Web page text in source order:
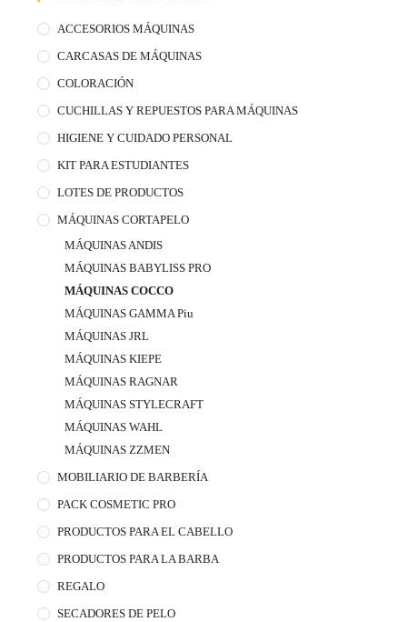
ACCESORIOS MÁQUINAS
CARCASAS DE MÁQUINAS
COLORACIÓN
CUCHILLAS Y REPUESTOS PARA MÁQUINAS
HIGIENE Y CUIDADO PERSONAL
KIT PARA ESTUDIANTES
LOTES DE PRODUCTOS
MÁQUINAS CORTAPELO
MÁQUINAS ANDIS
MÁQUINAS BABYLISS PRO
MÁQUINAS COCCO
MÁQUINAS GAMMA Piu
MÁQUINAS JRL
MÁQUINAS KIEPE
MÁQUINAS RAGNAR
MÁQUINAS STYLECRAFT
MÁQUINAS WAHL
MÁQUINAS ZZMEN
MOBILIARIO DE BARBERÍA
PACK COSMETIC PRO
PRODUCTOS PARA EL CABELLO
PRODUCTOS PARA LA BARBA
REGALO
SECADORES DE PELO